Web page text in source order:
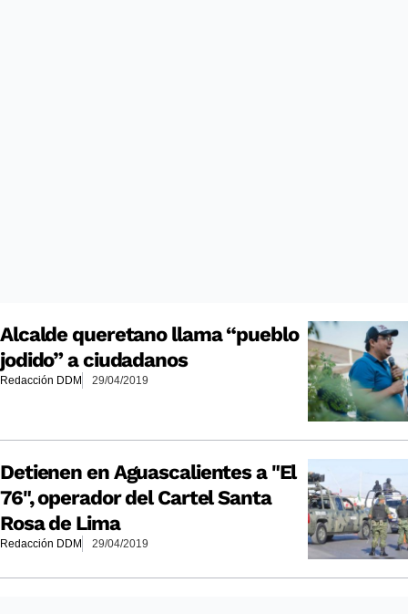
Alcalde queretano llama “pueblo
jodido” a ciudadanos
Redacción DDM 29/04/2019
Detienen en Aguascalientes a "El
76", operador del Cartel Santa
Rosa de Lima
Redacción DDM 29/04/2019